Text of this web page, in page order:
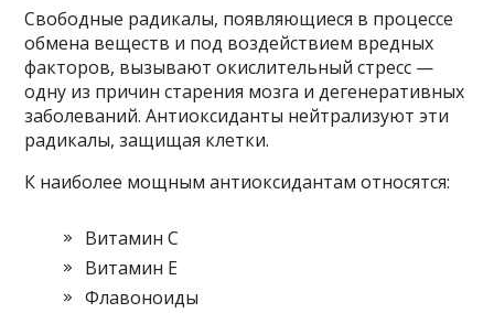
Свободные радикалы, появляющиеся в процессе
обмена веществ и под воздействием вредных
факторов, вызывают окислительный стресс —
одну из причин старения мозга и дегенеративных
заболеваний. Антиоксиданты нейтрализуют эти
радикалы, защищая клетки.
К наиболее мощным антиоксидантам относятся:
Витамин С
Витамин Е
Флавоноиды